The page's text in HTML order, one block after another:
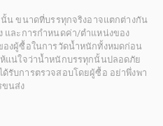
นั้น ขนาดที่บรรทุกจริงอาจแตกต่างกัน
และการกำหนดค่า/ตำแหน่งของ
องผู้ซื้อในการวัดน้ำหนักทั้งหมดก่อน
แน่ใจว่าน้ำหนักบรรทุกนั้นปลอดภัย
รับการตรวจสอบโดยผู้ซื้อ อย่าพึ่งพา
ขนส่ง